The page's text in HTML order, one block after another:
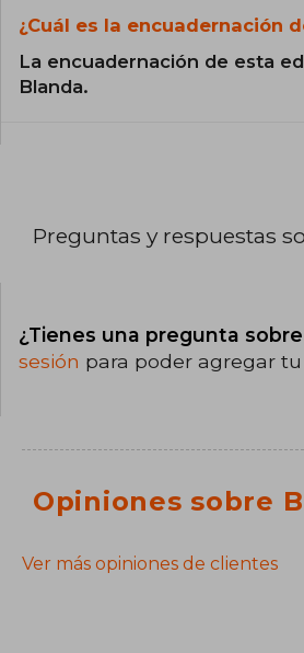
¿Cuál es la encuadernación
La encuadernación de esta
Blanda.
Preguntas y respuestas
¿Tienes una pregunta
sesión para poder agregar
Opiniones sobre
Ver más opiniones de clientes